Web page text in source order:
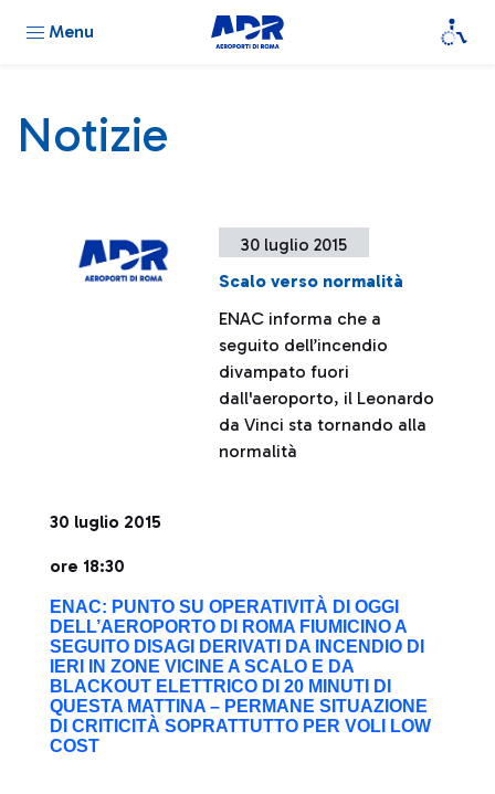
Menu
Notizie
30 luglio 2015
Scalo verso normalità
ENAC informa che a
seguito dell’incendio
divampato fuori
dall'aeroporto, il Leonardo
da Vinci sta tornando alla
normalità
30 luglio 2015
ore 18:30
ENAC: PUNTO SU OPERATIVITÀ DI OGGI
DELL’AEROPORTO DI ROMA FIUMICINO A
SEGUITO DISAGI DERIVATI DA INCENDIO DI
IERI IN ZONE VICINE A SCALO E DA
BLACKOUT ELETTRICO DI 20 MINUTI DI
QUESTA MATTINA – PERMANE SITUAZIONE
DI CRITICITÀ SOPRATTUTTO PER VOLI LOW
COST